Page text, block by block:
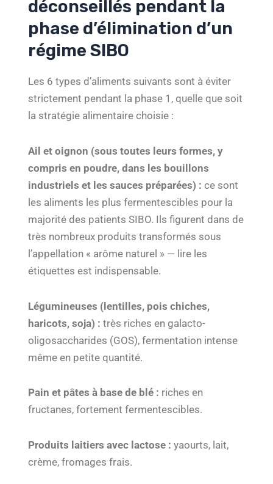
déconseillés pendant la
phase d’élimination d’un
régime SIBO
Les 6 types d’aliments suivants sont à éviter
strictement pendant la phase 1, quelle que soit
la stratégie alimentaire choisie :
Ail et oignon (sous toutes leurs formes, y
compris en poudre, dans les bouillons
industriels et les sauces préparées) : ce sont
les aliments les plus fermentescibles pour la
majorité des patients SIBO. Ils figurent dans de
très nombreux produits transformés sous
l’appellation « arôme naturel » — lire les
étiquettes est indispensable.
Légumineuses (lentilles, pois chiches,
haricots, soja) : très riches en galacto-
oligosaccharides (GOS), fermentation intense
même en petite quantité.
Pain et pâtes à base de blé : riches en
fructanes, fortement fermentescibles.
Produits laitiers avec lactose : yaourts, lait,
crème, fromages frais.